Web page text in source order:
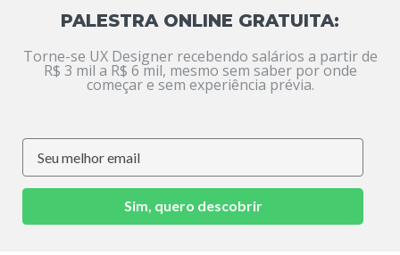
PALESTRA ONLINE GRATUITA:
Torne-se UX Designer recebendo salários a partir de
R$ 3 mil a R$ 6 mil, mesmo sem saber por onde
começar e sem experiência prévia.
Sim, quero descobrir